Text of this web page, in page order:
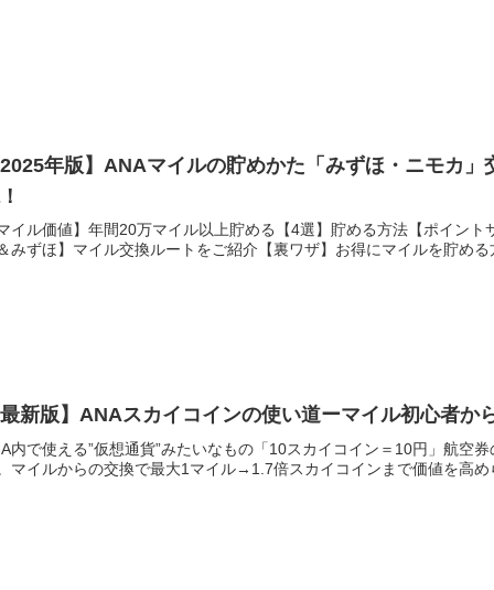
年版】ANAマイルの貯めかた「みずほ・ニモカ
イル価値】年間20万マイル以上貯める【4選】貯める方法【ポイン
みずほ】マイル交換ルートをご紹介【裏ワザ】お得にマイルを貯め
新版】ANAスカイコインの使い道ーマイル初心者か
内で使える”仮想通貨”みたいなもの「10スカイコイン＝10円」航空
マイルからの交換で最大1マイル→1.7倍スカイコインまで価値を高